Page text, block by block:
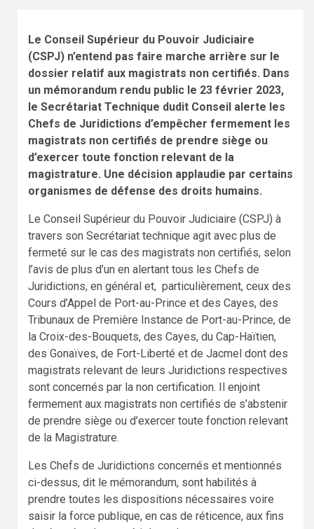
Le Conseil Supérieur du Pouvoir Judiciaire
(CSPJ) n’entend pas faire marche arrière sur le
dossier relatif aux magistrats non certifiés. Dans
un mémorandum rendu public le 23 février 2023,
le Secrétariat Technique dudit Conseil alerte les
Chefs de Juridictions d’empêcher fermement les
magistrats non certifiés de prendre siège ou
d’exercer toute fonction relevant de la
magistrature. Une décision applaudie par certains
organismes de défense des droits humains.
Le Conseil Supérieur du Pouvoir Judiciaire (CSPJ) à
travers son Secrétariat technique agit avec plus de
fermeté sur le cas des magistrats non certifiés, selon
l’avis de plus d’un en alertant tous les Chefs de
Juridictions, en général et, particulièrement, ceux des
Cours d’Appel de Port-au-Prince et des Cayes, des
Tribunaux de Première Instance de Port-au-Prince, de
la Croix-des-Bouquets, des Cayes, du Cap-Haïtien,
des Gonaïves, de Fort-Liberté et de Jacmel dont des
magistrats relevant de leurs Juridictions respectives
sont concernés par la non certification. Il enjoint
fermement aux magistrats non certifiés de s’abstenir
de prendre siège ou d’exercer toute fonction relevant
de la Magistrature.
Les Chefs de Juridictions concernés et mentionnés
ci-dessus, dit le mémorandum, sont habilités à
prendre toutes les dispositions nécessaires voire
saisir la force publique, en cas de réticence, aux fins